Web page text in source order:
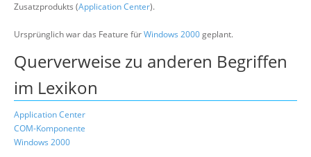
Zusatzprodukts (Application Center).
Ursprünglich war das Feature fürWindows 2000geplant.
Querverweise zu anderen Begriffen
im Lexikon
Application Center
COM-Komponente
Windows 2000